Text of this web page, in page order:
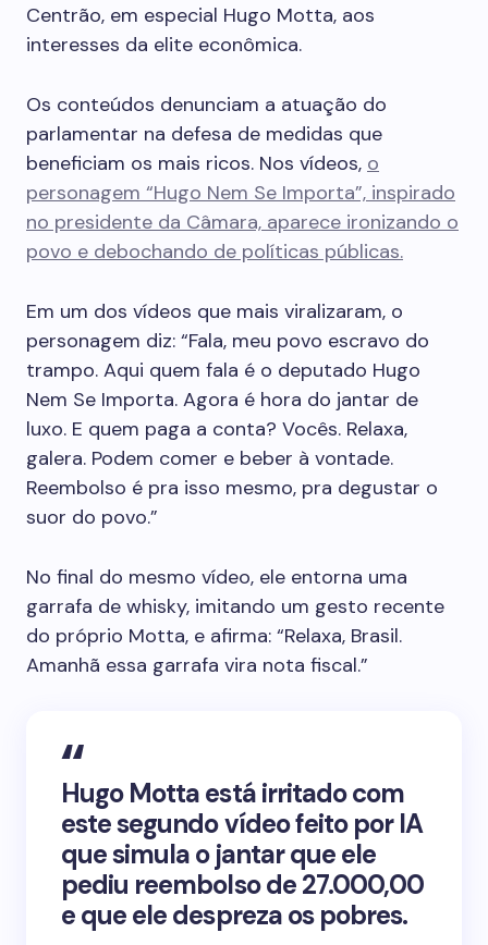
Centrão, em especial Hugo Motta, aos
interesses da elite econômica.
Os conteúdos denunciam a atuação do
parlamentar na defesa de medidas que
beneficiam os mais ricos. Nos vídeos, o
personagem “Hugo Nem Se Importa”, inspirado
no presidente da Câmara, aparece ironizando o
povo e debochando de políticas públicas.
Em um dos vídeos que mais viralizaram, o
personagem diz: “Fala, meu povo escravo do
trampo. Aqui quem fala é o deputado Hugo
Nem Se Importa. Agora é hora do jantar de
luxo. E quem paga a conta? Vocês. Relaxa,
galera. Podem comer e beber à vontade.
Reembolso é pra isso mesmo, pra degustar o
suor do povo.”
No final do mesmo vídeo, ele entorna uma
garrafa de whisky, imitando um gesto recente
do próprio Motta, e afirma: “Relaxa, Brasil.
Amanhã essa garrafa vira nota fiscal.”
Hugo Motta está irritado com
este segundo vídeo feito por IA
que simula o jantar que ele
pediu reembolso de 27.000,00
e que ele despreza os pobres.